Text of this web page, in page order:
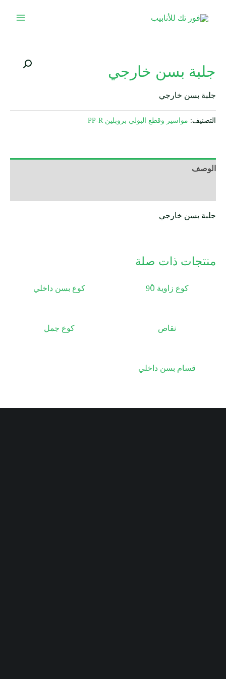
جلبة بسن خارجي
جلبة بسن خارجي
التصنيف: مواسير وقطع البولي بروبلين PP-R
الوصف
جلبة بسن خارجي
منتجات ذات صلة
كوع زاوية 90ْ كوع بسن داخلي
نقاص كوع جمل
قسام بسن داخلي